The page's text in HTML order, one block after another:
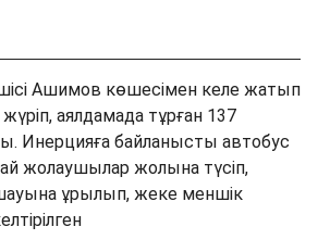
Ашимов көшесімен келе жатып
аялдамада тұрған 137
Инерцияға байланысты автобус
жолаушылар жолына түсіп,
ұрылып, жеке меншік